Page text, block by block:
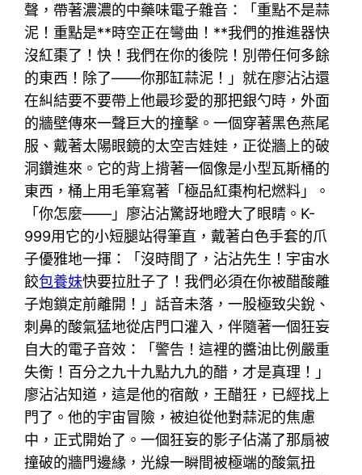
聲，帶著濃濃的中藥味電子雜音：「重點不是蒜
泥！重點是**時空正在彎曲！**我們的推進器快
沒紅棗了！快！我們在你的後院！別帶任何多餘
的東西！除了——你那缸蒜泥！」就在廖沾沾還
在糾結要不要帶上他最珍愛的那把銀勺時，外面
的牆壁傳來一聲巨大的撞擊。一個穿著黑色燕尾
服、戴著太陽眼鏡的太空吉娃娃，正從牆上的破
洞鑽進來。它的背上揹著一個像是小型瓦斯桶的
東西，桶上用毛筆寫著「極品紅棗枸杞燃料」。
「你怎麼——」廖沾沾驚訝地瞪大了眼睛。K-
999用它的小短腿站得筆直，戴著白色手套的爪
子優雅地一揮：「沒時間了，沾沾先生！宇宙水
餃包養妹快要拉肚子了！我們必須在你被醋酸離
子炮鎖定前離開！」話音未落，一股極致尖銳、
刺鼻的酸氣猛地從店門口灌入，伴隨著一個狂妄
自大的電子音效：「警告！這裡的醬油比例嚴重
失衡！百分之九十九點九九的醋，才是真理！」
廖沾沾知道，這是他的宿敵，王醋狂，已經找上
門了。他的宇宙冒險，被迫從他對蒜泥的焦慮
中，正式開始了。一個狂妄的影子佔滿了那扇被
撞破的牆門邊緣，光線一瞬間被極端的酸氣扭